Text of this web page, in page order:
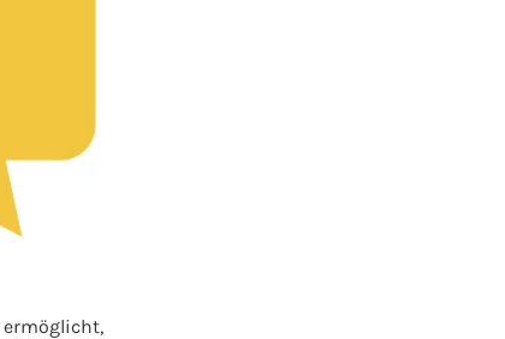
ermöglicht,